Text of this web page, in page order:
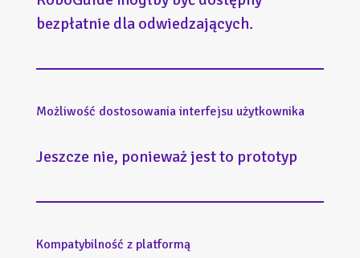
bezpłatnie dla odwiedzających.
Możliwość dostosowania interfejsu użytkownika
Jeszcze nie, ponieważ jest to prototyp
Kompatybilność z platformą